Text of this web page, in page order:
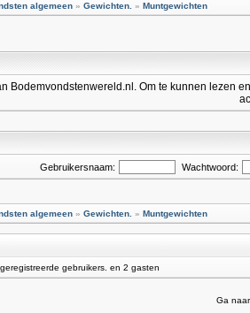
algemeen » Gewichten. » Muntgewichten
Bodemvondstenwereld.nl. Om te kunnen lezen
Gebruikersnaam: Wachtwoord:
algemeen » Gewichten. » Muntgewichten
gebruikers. en 2 gasten
Ga